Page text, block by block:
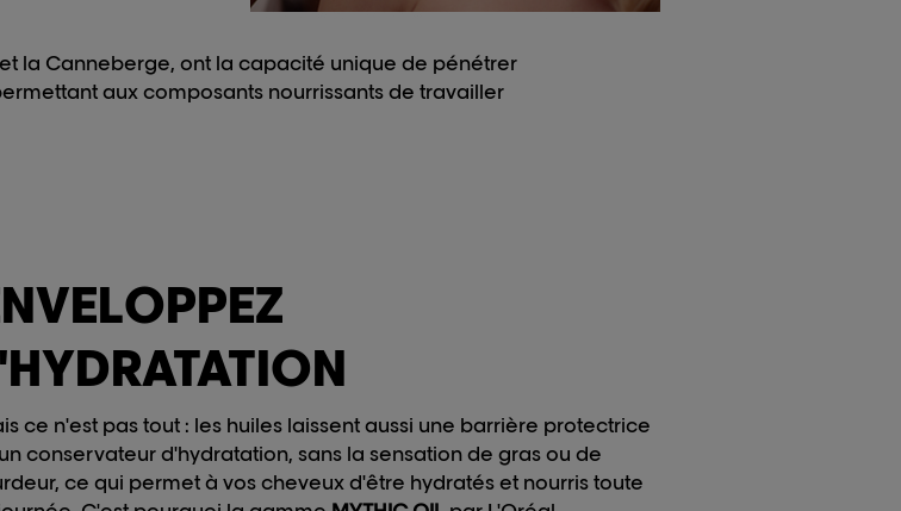
la Canneberge, ont la capacité unique de pénétrer
aux composants nourrissants de travailler
ce n'est pas tout : les huiles laissent aussi une barrière protectrice
conservateur d'hydratation, sans la sensation de gras ou de
ce qui permet à vos cheveux d'être hydratés et nourris toute